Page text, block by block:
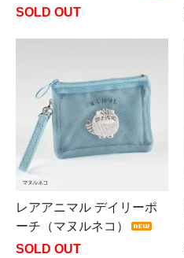
SOLD OUT
レアアニマル デイリーポ
ーチ（マヌルネコ）
SOLD OUT